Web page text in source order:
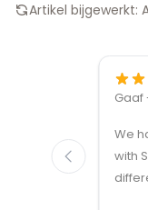
Artikel bijgewerkt:
Gaaf
We
with